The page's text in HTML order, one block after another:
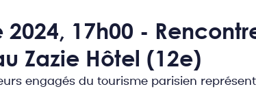
de propositions
citoyenne
17h00 -
Zazie Hôtel (12e)
engagés du tourisme parisien